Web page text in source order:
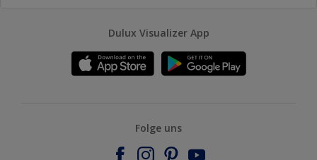
Dulux Visualizer App
Folge uns